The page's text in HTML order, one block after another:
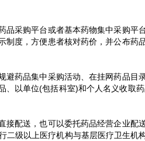
品采购平台或者基本药物集中采购平
度，方便患者核对药价，并公布药
避药品集中采购活动、在挂网药品目
以单位(包括科室)和个人名义收取
配送，也可以委托药品经营企业配
级以上医疗机构与基层医疗卫生机